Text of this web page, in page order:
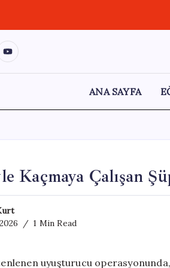
www.instagram.com/
youtube.com/
ANA SAYFA
Kaçmaya Çalışan
1 Min Read
uyuşturucu